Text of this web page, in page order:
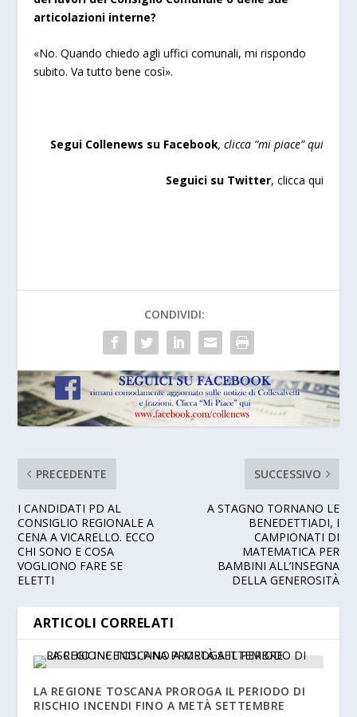
articolazioni interne?
«No. Quando chiedo agli uffici comunali, mi rispondo
subito. Va tutto bene così».
Segui Collenews su Facebook, clicca “mi piace”qui
Seguici su Twitter, clicca qui
CONDIVIDI:
PRECEDENTE
I CANDIDATI PD AL
CONSIGLIO REGIONALE A
CENA A VICARELLO. ECCO
CHI SONO E COSA
VOGLIONO FARE SE
ELETTI
SUCCESSIVO
A STAGNO TORNANO LE
BENEDETTIADI, I
CAMPIONATI DI
MATEMATICA PER
BAMBINI ALL’INSEGNA
DELLA GENEROSITÀ
ARTICOLI CORRELATI
LA REGIONE TOSCANA PROROGA IL PERIODO DI
RISCHIO INCENDI FINO A METÀ SETTEMBRE